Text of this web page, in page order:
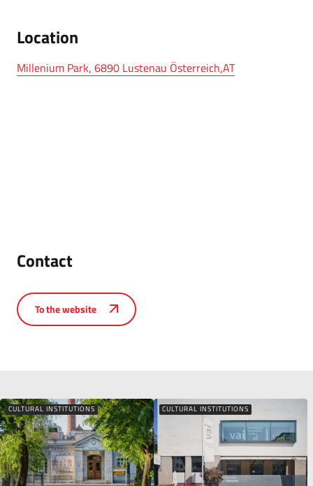
Location
Millenium Park, 6890 Lustenau Österreich,AT
Contact
To the website
CULTURAL INSTITUTIONS CULTURAL INSTITUTIONS